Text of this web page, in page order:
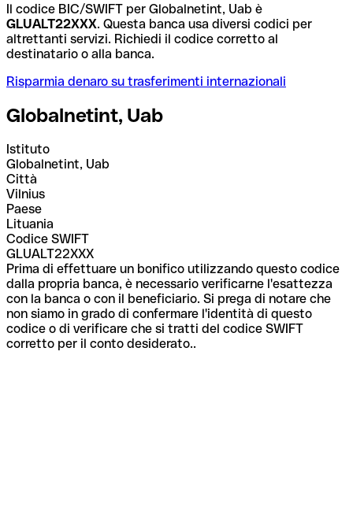
Il codice BIC/SWIFT per Globalnetint, Uab è
GLUALT22XXX. Questa banca usa diversi codici per
altrettanti servizi. Richiedi il codice corretto al
destinatario o alla banca.
Risparmia denaro su trasferimenti internazionali
Globalnetint, Uab
Istituto
Globalnetint, Uab
Città
Vilnius
Paese
Lituania
Codice SWIFT
GLUALT22XXX
Prima di effettuare un bonifico utilizzando questo codice
dalla propria banca, è necessario verificarne l'esattezza
con la banca o con il beneficiario. Si prega di notare che
non siamo in grado di confermare l'identità di questo
codice o di verificare che si tratti del codice SWIFT
corretto per il conto desiderato..